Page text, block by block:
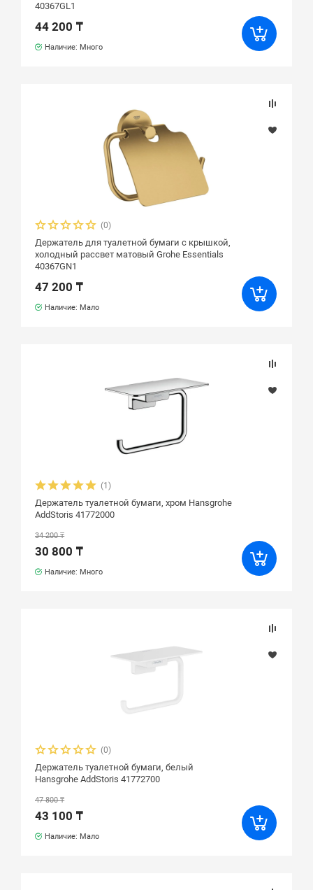
40367GL1
44 200 ₸
Наличие: Много
(0)
Держатель для туалетной бумаги с крышкой,
холодный рассвет матовый Grohe Essentials
40367GN1
47 200 ₸
Наличие: Мало
(1)
Держатель туалетной бумаги, хром Hansgrohe
AddStoris 41772000
34 200 ₸
30 800 ₸
Наличие: Много
(0)
Держатель туалетной бумаги, белый
Hansgrohe AddStoris 41772700
47 800 ₸
43 100 ₸
Наличие: Мало